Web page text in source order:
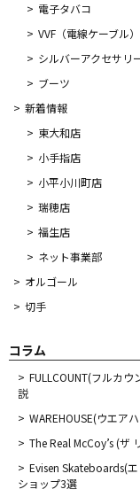
電子タバコ
VVF（電線ケーブル）
シルバーアクセサリ
ブーツ
新着情報
東大和店
小手指店
小平小川町店
瑞穂店
福生店
ネット事業部
オルゴール
切手
コラム
FULLCOUNT(フルカ
説
WAREHOUSE(ウエア
The Real McCoy’s (ザ
Evisen Skateboards(
ショップ3選